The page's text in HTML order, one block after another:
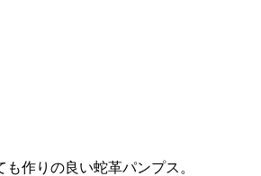
作りの良い蛇革パンプス。